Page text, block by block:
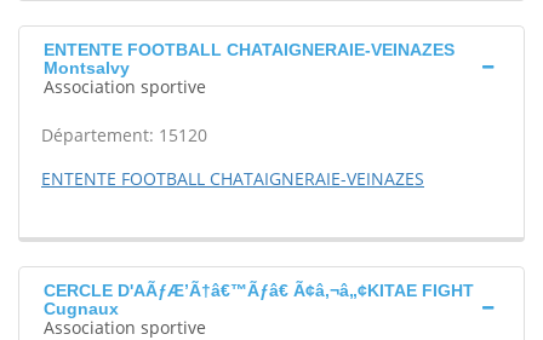
ENTENTE FOOTBALL CHATAIGNERAIE-VEINAZES
Montsalvy
Association sportive
Département: 15120
ENTENTE FOOTBALL CHATAIGNERAIE-VEINAZES
CERCLE D'AÃƒÆ’Ã†â€™Ãƒâ€ Ã¢â‚¬â„¢KITAE FIGHT
Cugnaux
Association sportive